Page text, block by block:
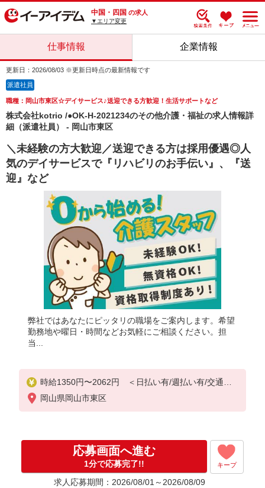
中国・四国 の求人
▼エリア変更
仕事情報 企業情報
更新日：2026/08/03 ※更新日時点の最新情報です
派遣社員
職種：岡山市東区☆デイサービス♪送迎できる方歓迎！生活サポートなど
株式会社kotrio /●OK-H-2021234のその他介護・福祉の求人情報詳
細（派遣社員） - 岡山市東区
＼未経験の方大歓迎／送迎できる方は採用優遇◎人
気のデイサービスで『リハビリのお手伝い』、『送
迎』など
弊社ではあなたにピッタリの職場をご案内します。希望
勤務地や曜日・時間などお気軽にご相談ください。担
当...
時給1350円〜2062円 ＜日払い有/週払い有/交通費
全支給(ガソリン代含む)＞
岡山県岡山市東区
応募画面へ進む
1分で応募完了!! キープ
求人応募期間：2026/08/01～2026/08/09